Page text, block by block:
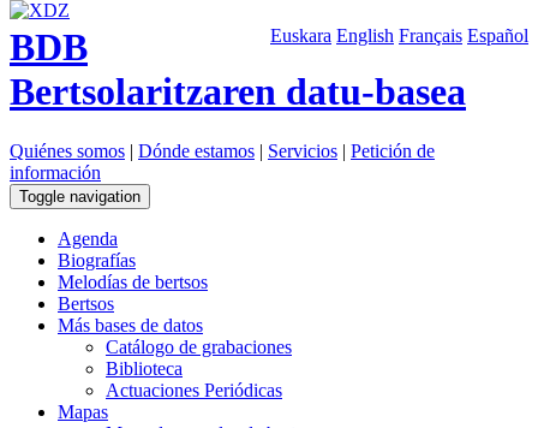
Euskara English Français Español
BDB
Bertsolaritzaren datu-basea
Quiénes somos | Dónde estamos | Servicios | Petición de
información
Toggle navigation
Agenda
Biografías
Melodías de bertsos
Bertsos
Más bases de datos
Catálogo de grabaciones
Biblioteca
Actuaciones Periódicas
Mapas